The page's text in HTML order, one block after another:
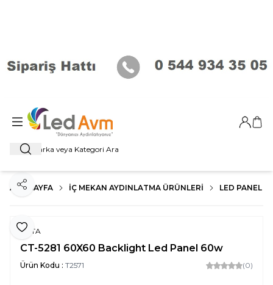
Ara
Giriş
ANA SAYFA İÇ MEKAN AYDINLATMA ÜRÜNLERI LED PANEL
Favoriye Ekle
Paylaş
CATA
CT-5281 60X60 Backlight Led Panel 60w
Ürün Kodu : T2571 (0)